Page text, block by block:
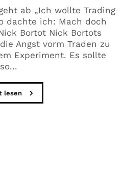
ab „Ich wollte Trading
dachte ich: Mach doch
Bortot Nick Bortots
Angst vorm Traden zu
Experiment. Es sollte
so...
lesen